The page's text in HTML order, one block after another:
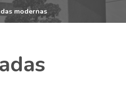
modernas